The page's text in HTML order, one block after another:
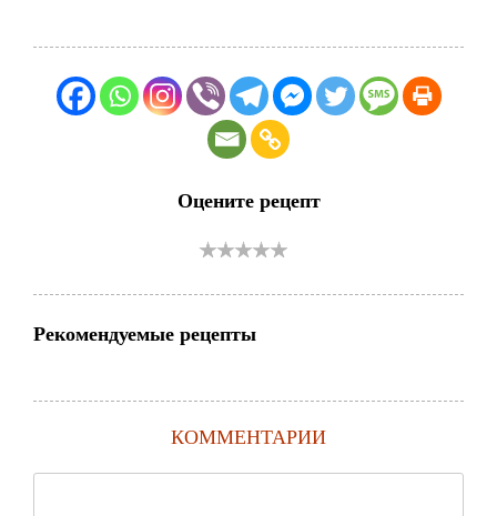
Оцените рецепт
Рекомендуемые рецепты
КОММЕНТАРИИ